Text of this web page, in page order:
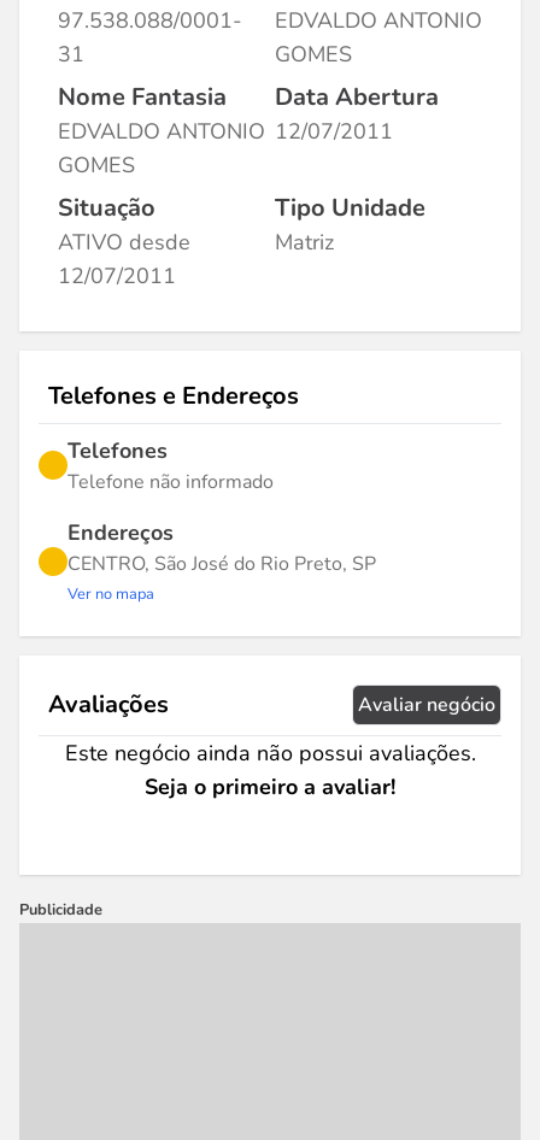
97.538.088/0001-
31
EDVALDO ANTONIO
GOMES
Nome Fantasia
EDVALDO ANTONIO
GOMES
Data Abertura
12/07/2011
Situação
ATIVO desde
12/07/2011
Tipo Unidade
Matriz
Telefones e Endereços
Telefones
Telefone não informado
Endereços
CENTRO, São José do Rio Preto, SP
Ver no mapa
Avaliações Avaliar negócio
Este negócio ainda não possui avaliações.
Seja o primeiro a avaliar!
Publicidade